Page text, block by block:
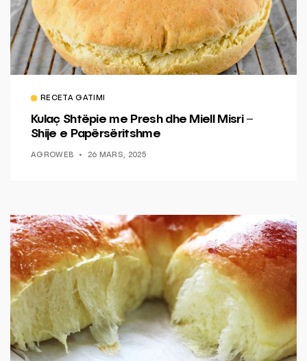
RECETA GATIMI
Kulaç Shtëpie me Presh dhe Miell Misri –
Shije e Papërsëritshme
AGROWEB 26 MARS, 2025